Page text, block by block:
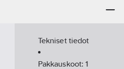
Tekniset tiedot
Pakkauskoot:1